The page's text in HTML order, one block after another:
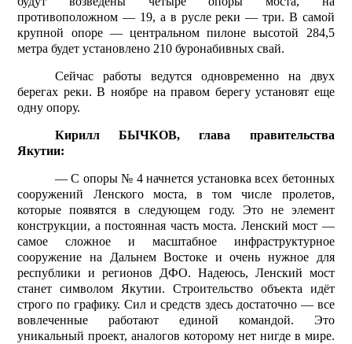
противоположном — 19, а в русле реки — три. В самой
крупной опоре — центральном пилоне высотой 284,5
метра будет установлено 210 буронабивных свай.
Сейчас работы ведутся одновременно на двух
берегах реки. В ноябре на правом берегу установят еще
одну опору.
Кирилл БЫЧКОВ, глава правительства
Якутии:
— С опоры № 4 начнется установка всех бетонных
соо­ружений Ленского моста, в том числе пролетов,
которые появятся в следующем году. Это не элемент
конструкции, а постоянная часть моста. Ленский мост —
самое сложное и масштабное инфраструктурное
сооружение на Дальнем Востоке и очень нужное для
республики и регионов ДФО. Надеюсь, Ленский мост
станет символом Якутии. Строительство объекта идёт
строго по графику. Сил и средств здесь достаточно — все
вовлеченные работают единой командой. Это
уникальный проект, аналогов которому нет нигде в мире.